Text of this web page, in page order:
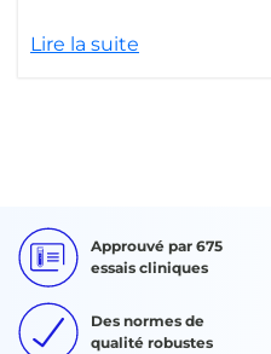
Lire la suite
Approuvé par 675
essais cliniques
Des normes de
qualité robustes